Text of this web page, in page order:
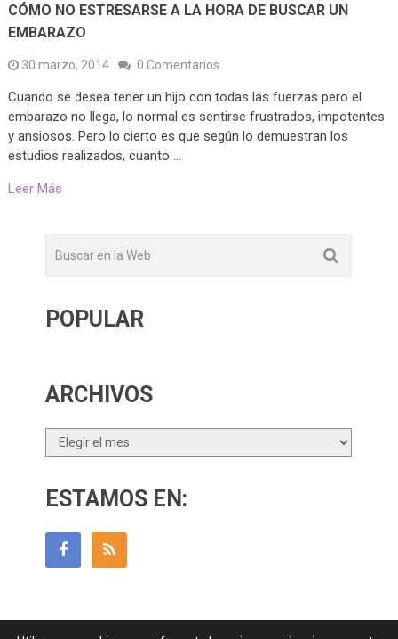
CÓMO NO ESTRESARSE A LA HORA DE BUSCAR UN
EMBARAZO
30 marzo, 2014 0 Comentarios
Cuando se desea tener un hijo con todas las fuerzas pero el
embarazo no llega, lo normal es sentirse frustrados, impotentes
y ansiosos. Pero lo cierto es que según lo demuestran los
estudios realizados, cuanto …
Leer Más
POPULAR
ARCHIVOS
Archivos
ESTAMOS EN: